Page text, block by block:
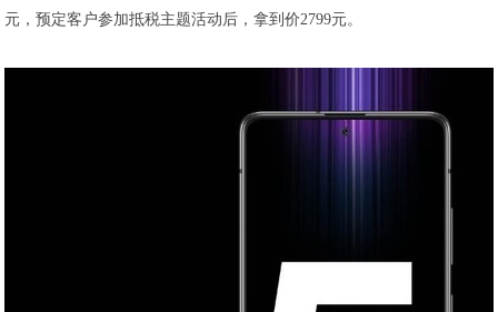
元，预定客户参加抵税主题活动后，拿到价2799元。